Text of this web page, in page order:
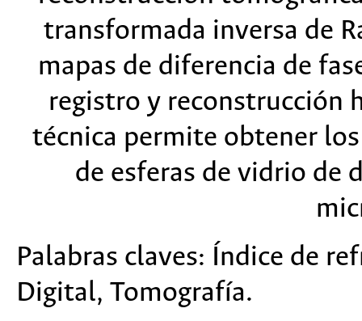
transformada inversa de
mapas de diferencia de
registro y reconstrucción
técnica permite obtener
de esferas de vidrio de
Palabras claves: Índice de
Digital, Tomografía.